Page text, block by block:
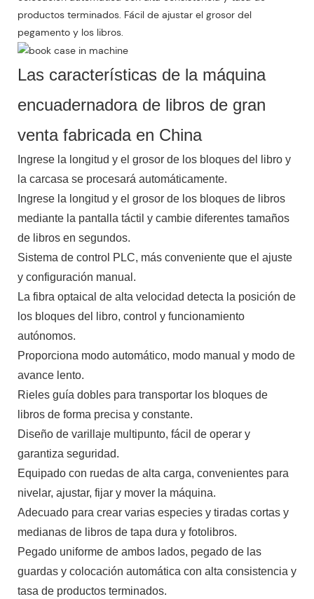
productos terminados. Fácil de ajustar el grosor del
pegamento y los libros.
Las características de la máquina
encuadernadora de libros de gran
venta fabricada en China
Ingrese la longitud y el grosor de los bloques del libro y
la carcasa se procesará automáticamente.
Ingrese la longitud y el grosor de los bloques de libros
mediante la pantalla táctil y cambie diferentes tamaños
de libros en segundos.
Sistema de control PLC, más conveniente que el ajuste
y configuración manual.
La fibra optaical de alta velocidad detecta la posición de
los bloques del libro, control y funcionamiento
autónomos.
Proporciona modo automático, modo manual y modo de
avance lento.
Rieles guía dobles para transportar los bloques de
libros de forma precisa y constante.
Diseño de varillaje multipunto, fácil de operar y
garantiza seguridad.
Equipado con ruedas de alta carga, convenientes para
nivelar, ajustar, fijar y mover la máquina.
Adecuado para crear varias especies y tiradas cortas y
medianas de libros de tapa dura y fotolibros.
Pegado uniforme de ambos lados, pegado de las
guardas y colocación automática con alta consistencia y
tasa de productos terminados.